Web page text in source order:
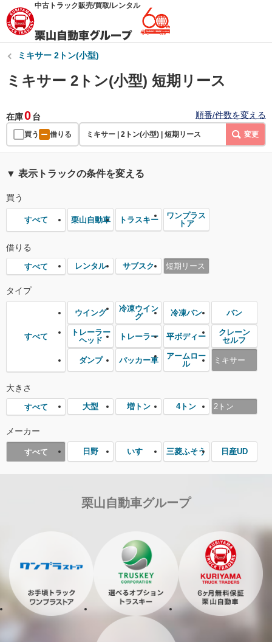
中古トラック販売/買取/レンタル
ミキサー 2トン(小型)
ミキサー 2トン(小型) 短期リース
在庫0台 順番/件数を変える
買う 借りる ミキサー | 2トン(小型) | 短期リース 変更
▼ 表示トラックの条件を変える
買う
すべて 栗山自動車 トラスキー
ワンプラス
トア
借りる
すべて レンタル サブスク 短期リース
タイプ
すべて
ウイング
冷凍ウイン
グ
冷凍バン バン
トレーラー
ヘッド
トレーラー 平ボディー
クレーン
セルフ
ダンプ パッカー車
アームロー
ル
ミキサー
大きさ
すべて 大型 増トン 4トン 2トン
メーカー
すべて 日野 いすゞ 三菱ふそう 日産UD
栗山自動車グループ